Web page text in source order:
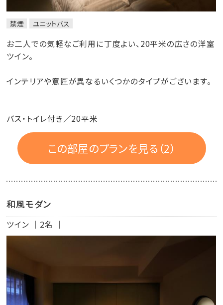
禁煙 ユニットバス
お二人での気軽なご利用に丁度よい、20平米の広さの洋室
ツイン。
インテリアや意匠が異なるいくつかのタイプがございます。
バス・トイレ付き／20平米
この部屋のプランを見る（2）
和風モダン
ツイン 2名